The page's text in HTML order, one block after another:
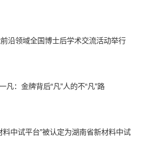
沿领域全国博士后学术交流活动举行
凡：金牌背后“凡”人的不“凡”路
料中试平台”被认定为湖南省新材料中试